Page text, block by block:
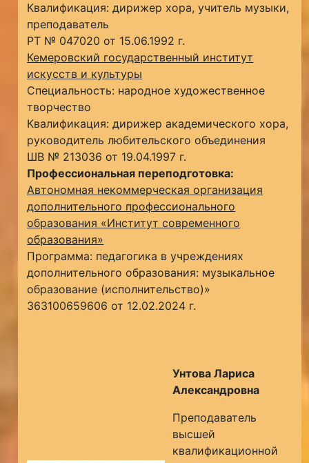
Квалификация: дирижер хора, учитель музыки,
преподаватель
РТ № 047020 от 15.06.1992 г.
Кемеровский государственный институт
искусств и культуры
Специальность: народное художественное
творчество
Квалификация: дирижер академического хора,
руководитель любительского объединения
ШВ № 213036 от 19.04.1997 г.
Профессиональная переподготовка:
Автономная некоммерческая организация
дополнительного профессионального
образования «Институт современного
образования»
Программа: педагогика в учреждениях
дополнительного образования: музыкальное
образование (исполнительство)»
363100659606 от 12.02.2024 г.
Унтова Лариса
Александровна
Преподаватель
высшей
квалификационной